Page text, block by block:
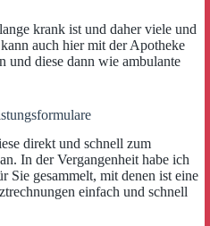
krank ist und daher viele und
auch hier mit der Apotheke
und diese dann wie ambulante
direkt und schnell zum
In der Vergangenheit habe ich
Sie gesammelt, mit denen ist eine
einfach und schnell